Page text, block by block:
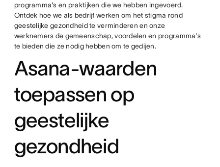
programma's en praktijken die we hebben ingevoerd.
Ontdek hoe we als bedrijf werken om het stigma rond
geestelijke gezondheid te verminderen en onze
werknemers de gemeenschap, voordelen en programma's
te bieden die ze nodig hebben om te gedijen.
Asana-waarden
toepassen op
geestelijke
gezondheid